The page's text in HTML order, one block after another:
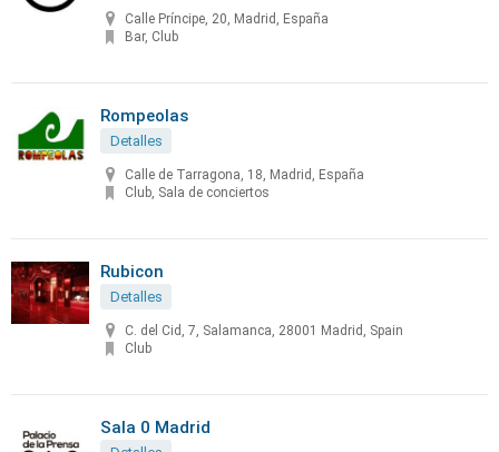
Calle Príncipe, 20, Madrid, España
Bar, Club
Rompeolas
Detalles
Calle de Tarragona, 18, Madrid, España
Club, Sala de conciertos
Rubicon
Detalles
C. del Cid, 7, Salamanca, 28001 Madrid, Spain
Club
Sala 0 Madrid